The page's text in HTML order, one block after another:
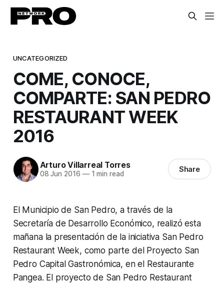
UNCATEGORIZED
COME, CONOCE,
COMPARTE: SAN PEDRO
RESTAURANT WEEK
2016
Arturo Villarreal Torres
08 Jun 2016 —1 min read Share
El Municipio de San Pedro, a través de la
Secretaría de Desarrollo Económico, realizó esta
mañana la presentación de la iniciativa San Pedro
Restaurant Week, como parte del Proyecto San
Pedro Capital Gastronómica, en el Restaurante
Pangea. El proyecto de San Pedro Restaurant